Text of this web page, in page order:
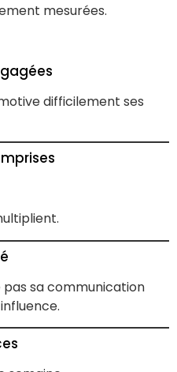
mesurées.
difficilement ses
pas sa communication